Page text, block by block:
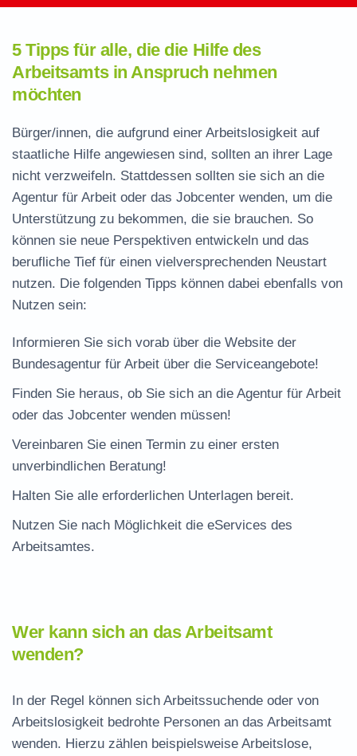
5 Tipps für alle, die die Hilfe des
Arbeitsamts in Anspruch nehmen
möchten
Bürger/innen, die aufgrund einer Arbeitslosigkeit auf
staatliche Hilfe angewiesen sind, sollten an ihrer Lage
nicht verzweifeln. Stattdessen sollten sie sich an die
Agentur für Arbeit oder das Jobcenter wenden, um die
Unterstützung zu bekommen, die sie brauchen. So
können sie neue Perspektiven entwickeln und das
berufliche Tief für einen vielversprechenden Neustart
nutzen. Die folgenden Tipps können dabei ebenfalls von
Nutzen sein:
Informieren Sie sich vorab über die Website der
Bundesagentur für Arbeit über die Serviceangebote!
Finden Sie heraus, ob Sie sich an die Agentur für Arbeit
oder das Jobcenter wenden müssen!
Vereinbaren Sie einen Termin zu einer ersten
unverbindlichen Beratung!
Halten Sie alle erforderlichen Unterlagen bereit.
Nutzen Sie nach Möglichkeit die eServices des
Arbeitsamtes.
Wer kann sich an das Arbeitsamt
wenden?
In der Regel können sich Arbeitssuchende oder von
Arbeitslosigkeit bedrohte Personen an das Arbeitsamt
wenden. Hierzu zählen beispielsweise Arbeitslose,